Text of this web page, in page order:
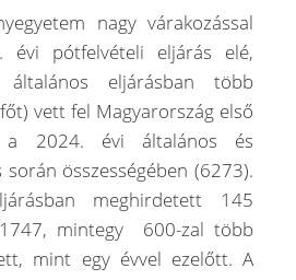
nagy várakozással
pótfelvételi eljárás elé,
eljárásban több
vett fel Magyarország első
a 2024. évi általános és
összességében (6273).
meghirdetett 145
mintegy 600-zal több
mint egy évvel ezelőtt. A